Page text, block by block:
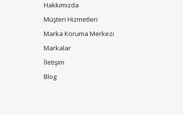
Hakkımızda
Müşteri Hizmetleri
Marka Koruma Merkezi
Markalar
İletişim
Blog